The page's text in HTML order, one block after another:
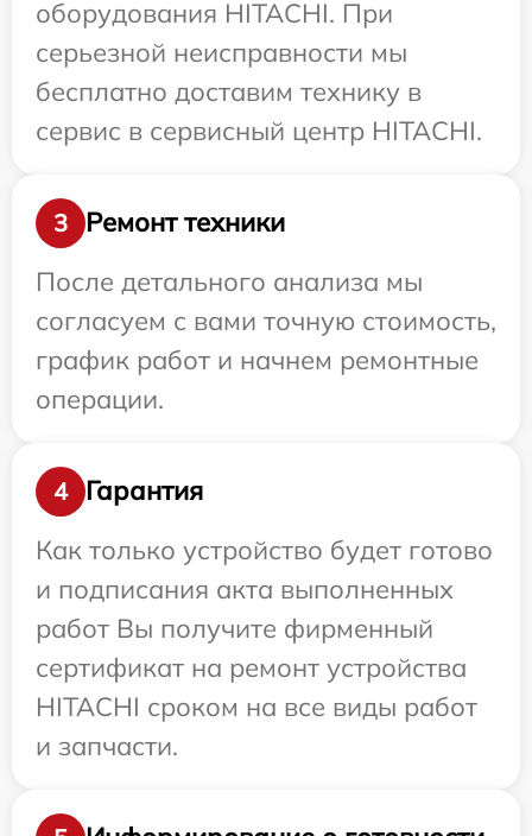
оборудования HITACHI. При
серьезной неисправности мы
бесплатно доставим технику в
сервис в сервисный центр HITACHI.
3
Ремонт техники
После детального анализа мы
согласуем с вами точную стоимость,
график работ и начнем ремонтные
операции.
4
Гарантия
Как только устройство будет готово
и подписания акта выполненных
работ Вы получите фирменный
сертификат на ремонт устройства
HITACHI сроком на все виды работ
и запчасти.